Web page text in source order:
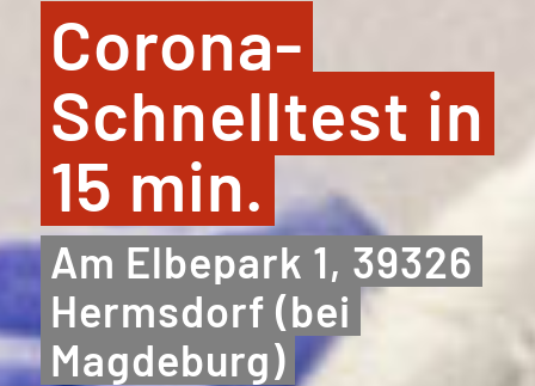
Corona-
Schnelltest in
15 min.
Am Elbepark 1, 39326
Hermsdorf (bei
Magdeburg)